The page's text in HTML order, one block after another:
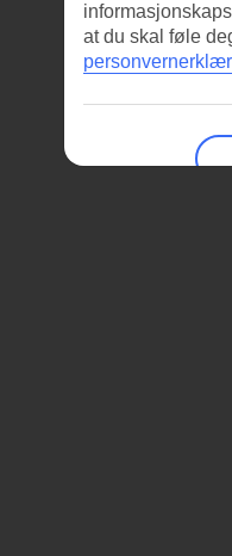
at du skal føle